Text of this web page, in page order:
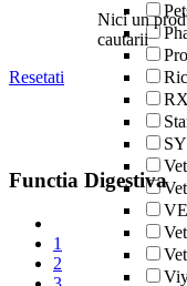
Nici un
cautarii
Resetati
Functia Digestiva
1
2